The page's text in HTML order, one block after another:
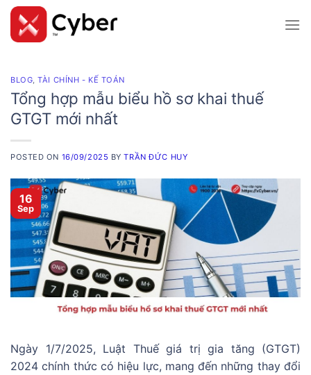
Skip
content
BLOG,TÀI CHÍNH - KẾ TOÁN
Tổng hợp mẫu biểu hồ sơ khai thuế
GTGT mới nhất
POSTED ON 16/09/2025 BYTRẦN ĐỨC HUY
16
Sep
Ngày 1/7/2025, Luật Thuế giá trị gia tăng (GTGT)
2024 chính thức có hiệu lực, mang đến những thay đổi